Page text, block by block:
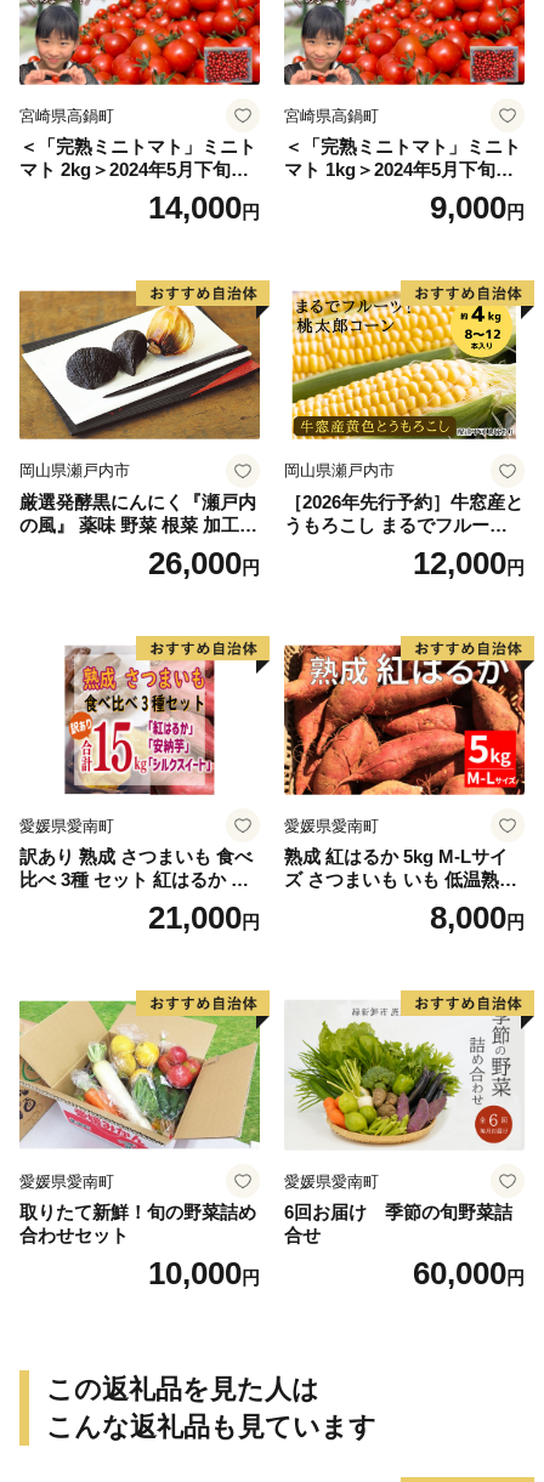
宮崎県高鍋町
＜「完熟ミニトマト」ミニト
マト 2kg＞2024年5月下旬迄
に順次出荷 野菜ソムリエサ
ミット アルル・リリカ共に
県 高鍋町産 産地直送 有機肥
料使用 高糖度 西森農園
14,000円
宮崎県高鍋町
＜「完熟ミニトマト」ミニト
マト 1kg＞2024年5月下旬迄
に順次出荷 野菜ソムリエサ
ミット アルル・リリカ共に
県 高鍋町産 産地直送 有機肥
料使用 高糖度 西森農園
9,000円
岡山県瀬戸内市
厳選発酵黒にんにく『瀬戸内
の風』 薬味 野菜 根菜 加工食
26,000円
岡山県瀬戸内市
［2026年先行予約］牛窓産と
うもろこし まるでフルー
ツ！最高糖度25度超え 生で
甘い、茹でて美味い！ 黄色
野菜
12,000円
愛媛県愛南町
訳あり 熟成 さつまいも 食べ
比べ 3種 セット 紅はるか 安
納芋 シルクスイート 合計 15
kg サイズ混合 サツマイモ 焼
芋 ほしいも スイートポテト
いも天 サイズミックス 甘い
ねっとり 生芋 新芋 あんのう
いも 甘藷 べにはるか スイー
ツ 国産 糖度 産地直送 農家直
送 数量限定 21000円 愛媛 愛
南 ミッチーのおみかん畑
21,000円
愛媛県愛南町
熟成 紅はるか 5kg M-Lサイ
ズ さつまいも いも 低温熟成
完全熟成収穫 甘い 糖度 焼き
芋 やきいも スイートポテト
8,000円
愛媛県愛南町
取りたて新鮮！旬の野菜詰め
合わせセット
10,000円
愛媛県愛南町
6回お届け 季節の旬野菜詰
合せ
60,000円
この返礼品を見た人は
こんな返礼品も見ています